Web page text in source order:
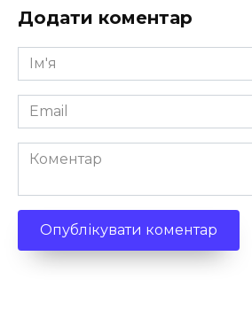
Додати коментар
Ім'я
*
Email
*
Коментар